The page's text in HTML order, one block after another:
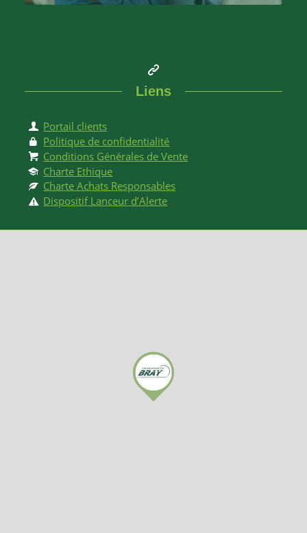
Liens
Portail clients
Politique de confidentialité
Conditions Générales de Vente
Charte Ethique
Charte Achats Responsables
Dispositif Lanceur d’Alerte